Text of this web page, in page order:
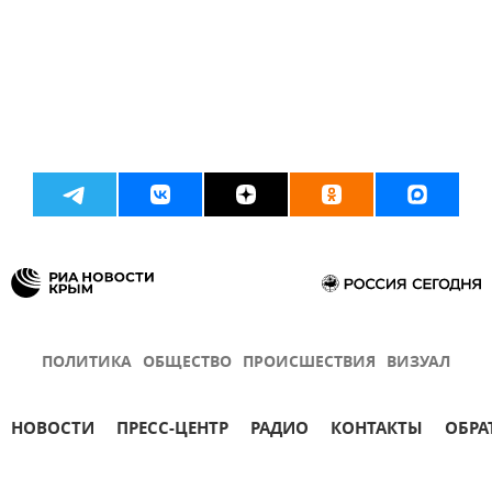
ПОЛИТИКА ОБЩЕСТВО ПРОИСШЕСТВИЯ ВИЗУАЛ
НОВОСТИ ПРЕСС-ЦЕНТР РАДИО КОНТАКТЫ